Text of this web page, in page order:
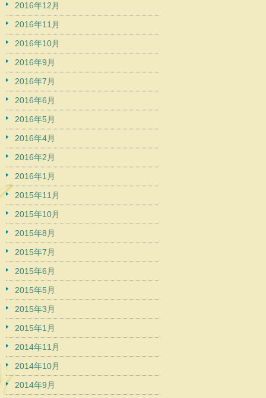
2016年12月
2016年11月
2016年10月
2016年9月
2016年7月
2016年6月
2016年5月
2016年4月
2016年2月
2016年1月
2015年11月
2015年10月
2015年8月
2015年7月
2015年6月
2015年5月
2015年3月
2015年1月
2014年11月
2014年10月
2014年9月